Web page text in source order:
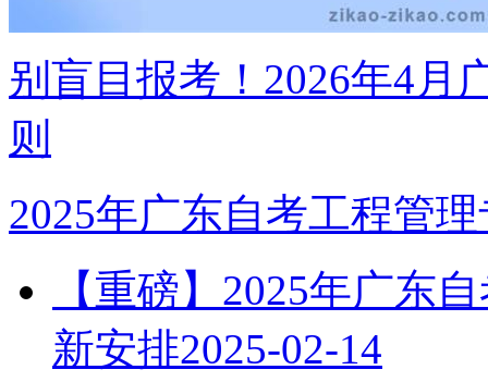
别盲目报考！2026年4月
则
2025年广东自考工程管
【重磅】2025年广东
新安排2025-02-14